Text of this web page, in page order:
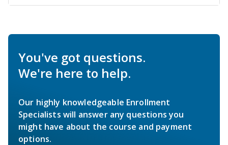
You've got questions.
We're here to help.
Our highly knowledgeable Enrollment
Specialists will answer any questions you
might have about the course and payment
options.